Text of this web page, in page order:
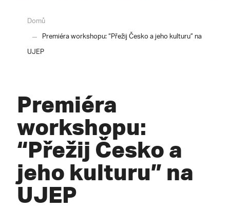
Domů
Premiéra workshopu: “Přežij Česko a jeho kulturu” na
UJEP
Premiéra
workshopu:
“Přežij Česko a
jeho kulturu” na
UJEP